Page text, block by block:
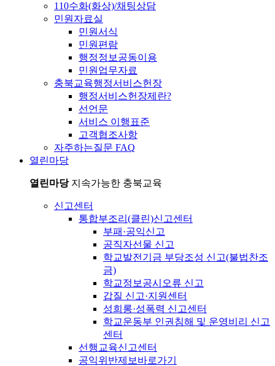
110수화(화상)/채팅상담
민원자료실
민원서식
민원편람
행정정보공동이용
민원업무자료
충북교육행정서비스헌장
행정서비스헌장제란?
선언문
서비스 이행표준
고객협조사항
자주하는질문 FAQ
열린마당
열린마당 지속가능한 충북교육
신고센터
통합부조리(클린)신고센터
부패·공익신고
공직자선물 신고
학교발전기금 부당조성 신고(불법찬조
금)
학교정보공시오류 신고
갑질 신고·지원센터
성희롱·성폭력 신고센터
학교운동부 인권침해 및 운영비리 신고
센터
선행교육신고센터
공익위반제보바로가기